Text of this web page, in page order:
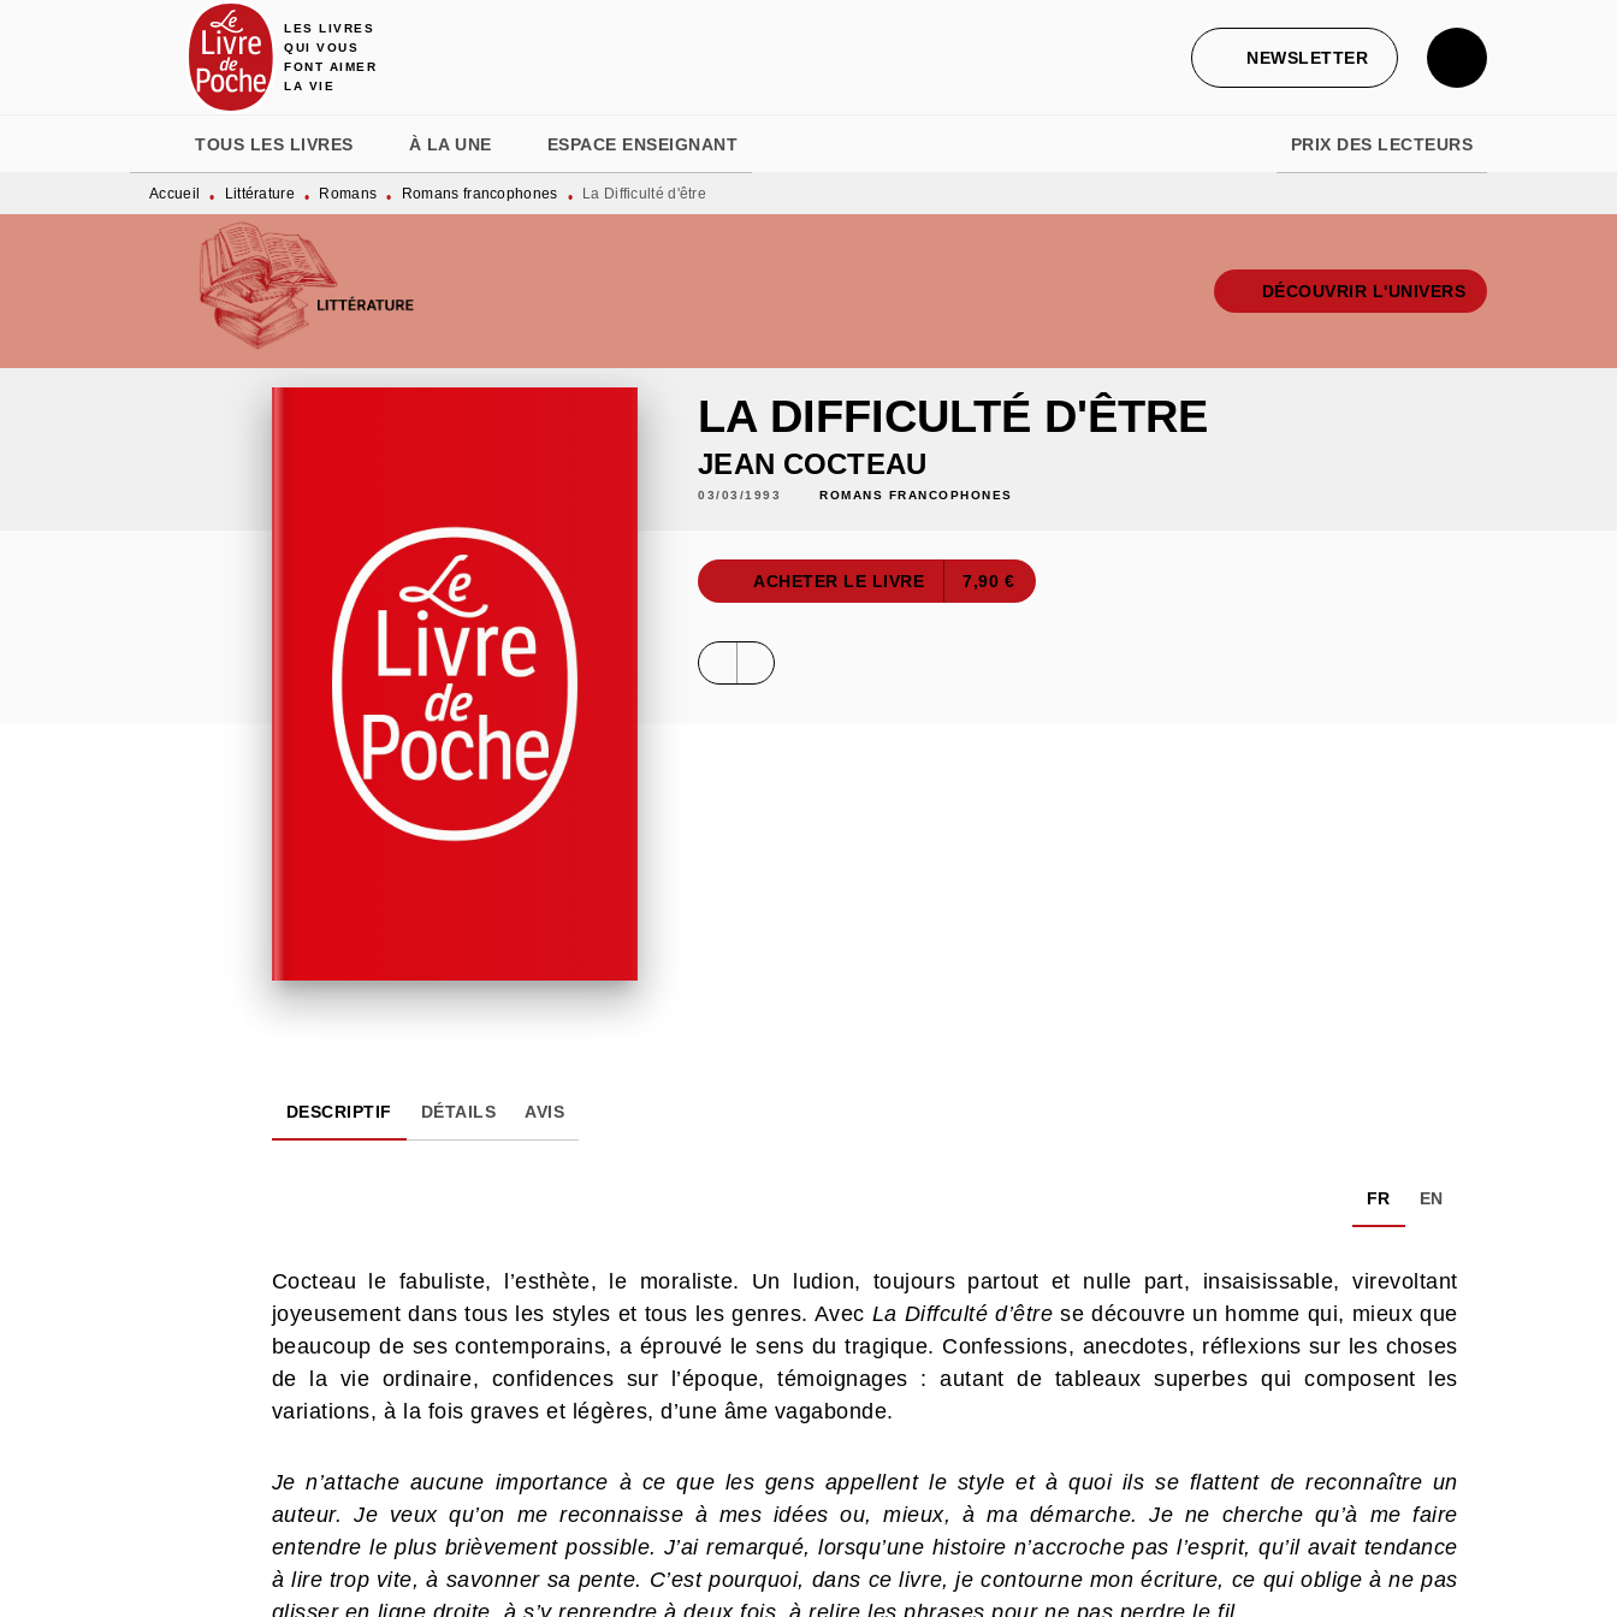
MENU RECHERCHE
LES LIVRES
QUI VOUS
FONT AIMER
LA VIE
NEWSLETTER
TOUS LES LIVRES À LA UNE ESPACE ENSEIGNANT PRIX DES LECTEURS
Accueil • Littérature • Romans • Romans francophones • La Difficulté d'être
DÉCOUVRIR L'UNIVERS
LA DIFFICULTÉ D'ÊTRE
JEAN COCTEAU
03/03/1993 ROMANS FRANCOPHONES
ACHETER LE LIVRE 7,90 €
DESCRIPTIF DÉTAILS AVIS
FR EN
Cocteau le fabuliste, l’esthète, le moraliste. Un ludion, toujours partout et nulle part, insaisissable, virevoltant
joyeusement dans tous les styles et tous les genres. Avec La Diffculté d’être se découvre un homme qui, mieux que
beaucoup de ses contemporains, a éprouvé le sens du tragique. Confessions, anecdotes, réflexions sur les choses
de la vie ordinaire, confidences sur l’époque, témoignages : autant de tableaux superbes qui composent les
variations, à la fois graves et légères, d’une âme vagabonde.
Je n’attache aucune importance à ce que les gens appellent le style et à quoi ils se flattent de reconnaître un
auteur. Je veux qu’on me reconnaisse à mes idées ou, mieux, à ma démarche. Je ne cherche qu’à me faire
entendre le plus brièvement possible. J’ai remarqué, lorsqu’une histoire n’accroche pas l’esprit, qu’il avait tendance
à lire trop vite, à savonner sa pente. C’est pourquoi, dans ce livre, je contourne mon écriture, ce qui oblige à ne pas
glisser en ligne droite, à s’y reprendre à deux fois, à relire les phrases pour ne pas perdre le fil.